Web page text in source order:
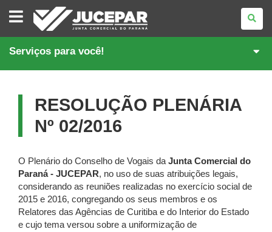
JUNTA
COMERCIAL
DO
PARANÁ
Serviços para você!
RESOLUÇÃO PLENÁRIA
Nº 02/2016
O Plenário do Conselho de Vogais da Junta Comercial do
Paraná - JUCEPAR, no uso de suas atribuições legais,
considerando as reuniões realizadas no exercício social de
2015 e 2016, congregando os seus membros e os
Relatores das Agências de Curitiba e do Interior do Estado
e cujo tema versou sobre a uniformização de